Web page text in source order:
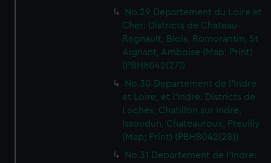
No.29 Departement du Loire et
Cher: Districts de Chateau-
Regnault, Blois, Romorantin, St
Aignant, Amboise (Map; Print)
(PBH8042(27))
No.30 Departement de l'Indre
et Loire, et l'Indre. Districts de
Loches, Chatillon sur Indre,
Issoudun, Chateauroux, Preuilly
(Map; Print) (PBH8042(28))
No.31 Departement de l'Indre: